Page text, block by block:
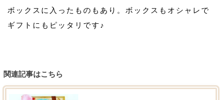
ボックスに入ったものもあり。ボックスもオシャレで
ギフトにもピッタリです♪
関連記事はこちら